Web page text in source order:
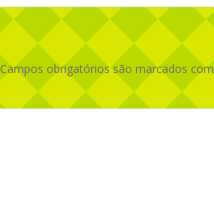
Campos obrigatórios são marcados com